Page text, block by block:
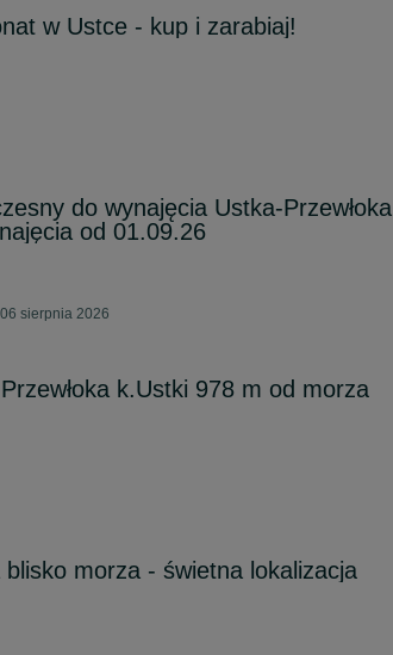
w Ustce - kup i zarabiaj!
do wynajęcia Ustka-Przewłoka
od 01.09.26
sierpnia 2026
k.Ustki 978 m od morza
blisko morza - świetna lokalizacja